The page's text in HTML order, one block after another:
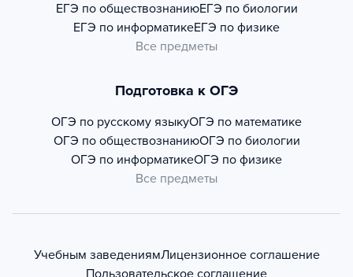
ЕГЭ по обществознаниюЕГЭ по биологии
ЕГЭ по информатикеЕГЭ по физике
Все предметы
Подготовка к ОГЭ
ОГЭ по русскому языкуОГЭ по математике
ОГЭ по обществознаниюОГЭ по биологии
ОГЭ по информатикеОГЭ по физике
Все предметы
Учебным заведениямЛицензионное соглашение
Пользовательское соглашение